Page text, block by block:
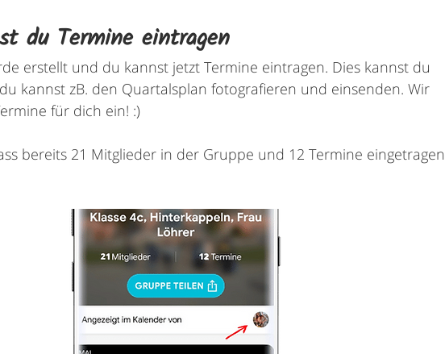
du Termine eintragen
erstellt und du kannst jetzt Termine eintragen. Dies kannst du
kannst zB. den Quartalsplan fotografieren und einsenden. Wir
für dich ein! :)
bereits 21 Mitglieder in der Gruppe und 12 Termine eingetragen